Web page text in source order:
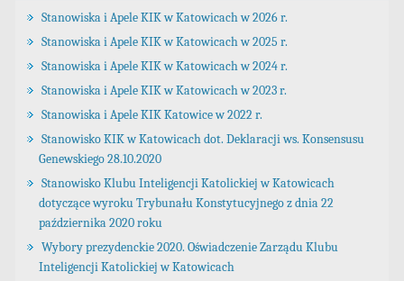
Stanowiska i Apele KIK w Katowicach w 2026 r.
Stanowiska i Apele KIK w Katowicach w 2025 r.
Stanowiska i Apele KIK w Katowicach w 2024 r.
Stanowiska i Apele KIK w Katowicach w 2023 r.
Stanowiska i Apele KIK Katowice w 2022 r.
Stanowisko KIK w Katowicach dot. Deklaracji ws. Konsensusu
Genewskiego 28.10.2020
Stanowisko Klubu Inteligencji Katolickiej w Katowicach
dotyczące wyroku Trybunału Konstytucyjnego z dnia 22
października 2020 roku
Wybory prezydenckie 2020. Oświadczenie Zarządu Klubu
Inteligencji Katolickiej w Katowicach